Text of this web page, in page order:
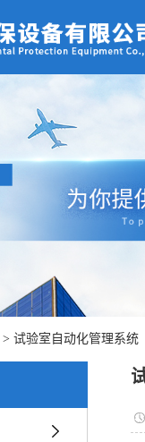
> 试验室自动化管理系统